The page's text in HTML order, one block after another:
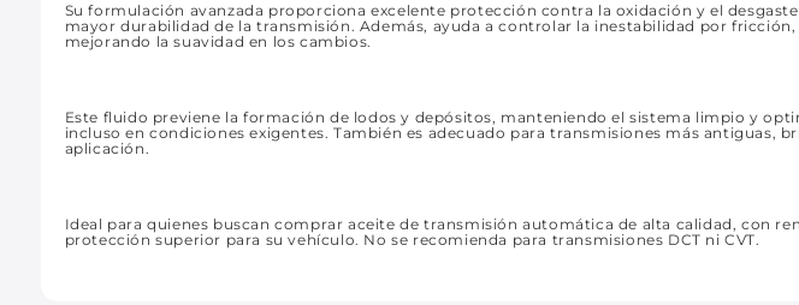
Su formulación avanzada proporciona excelente protección contra la oxidación y el
mayor durabilidad de la transmisión. Además, ayuda a controlar la inestabilidad por
mejorando la suavidad en los cambios.
Este fluido previene la formación de lodos y depósitos, manteniendo el sistema limpio y
incluso en condiciones exigentes. También es adecuado para transmisiones más antiguas,
aplicación.
Ideal para quienes buscan comprar aceite de transmisión automática de alta calidad, con
protección superior para su vehículo. No se recomienda para transmisiones DCT ni CVT.